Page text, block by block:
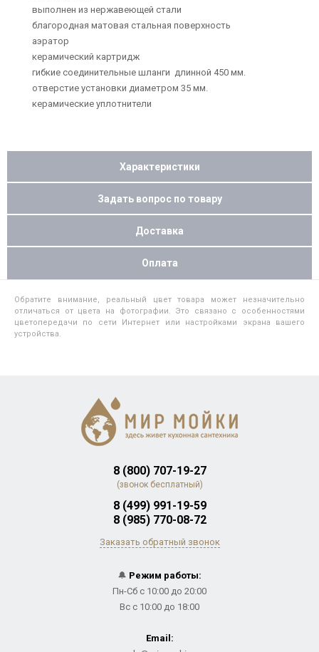
выполнен из нержавеющей стали
благородная матовая стальная поверхность
аэратор
керамический картридж
гибкие соединительные шланги длинной 450 мм.
отверстие установки диаметром 35 мм.
керамические уплотнители
Характеристики
Задать вопрос по товару
Доставка
Оплата
Обратите внимание, реальный цвет товара может незначительно
отличаться от цвета на фотографии. Это связано с особенностями
цветопередачи по сети Интернет или настройками экрана вашего
устройства.
8 (800) 707-19-27
(звонок бесплатный)
8 (499) 991-19-59
8 (985) 770-08-72
Заказать обратный звонок
🔔 Режим работы:
Пн-Сб с 10:00 до 20:00
Вс с 10:00 до 18:00
Email: